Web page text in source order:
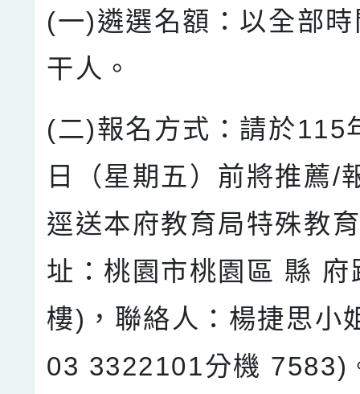
(一)遴選名額：以全部
干人。
(二)報名方式：請於115
日（星期五）前將推薦/
逕送本府教育局特殊教
址：桃園市桃園區 縣 府
樓)，聯絡人：楊捷思小
03 3322101分機 7583)